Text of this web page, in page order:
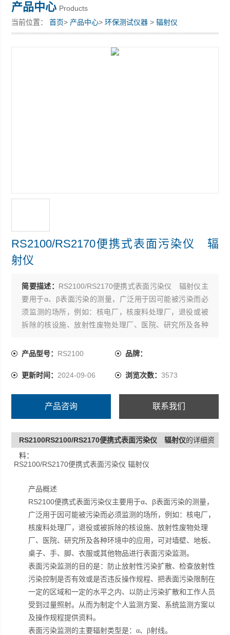
产品中心 Products
当前位置：首页> 产品中心>环保测试仪器 >辐射仪
RS2100/RS2170便携式表面污染仪 辐
射仪
简要描述： RS2100/RS2170便携式表面污染仪 辐射仪主
要用于α、β表面污染的测量，广泛用于因可能被污染而必
须监测的场所，例如：核电厂，核废料处理厂，退役或被
拆除的核设施、放射性废物处理厂、医院、研究所及各种
其他物品进行表面污染监测。
产品型号： RS2100 品牌：
更新时间： 2024-09-06 浏览次数： 3573
产品咨询 联系我们
RS2100RS2100/RS2170便携式表面污染仪 辐射仪的详细资
料：
RS2100/RS2170便携式表面污染仪 辐射仪
产品概述
RS2100便携式表面污染仪主要用于α、 β表面污染的测量，
广泛用于因可能被污染而必须监测的场所，例如：核电厂，
核废料处理厂，退役或被拆除的核设施、放射性废物处理
厂、医院、研究所及各种环境中的应用，可对墙壁、地板、
桌子、手、脚、衣服或其他物品进行表面污染监测。
表面污染监测的目的是：防止放射性污染扩散、检查放射性
污染控制是否有效或是否违反操作规程、把表面污染限制在
一定的区域和一定的水平之内、以防止污染扩散和工作人员
受到过量照射。从而为制定个人监测方案、系统监测方案以
及操作规程提供资料。
表面污染监测的主要辐射类型是：α、β射线。